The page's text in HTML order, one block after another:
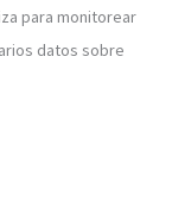
para monitorear
datos sobre